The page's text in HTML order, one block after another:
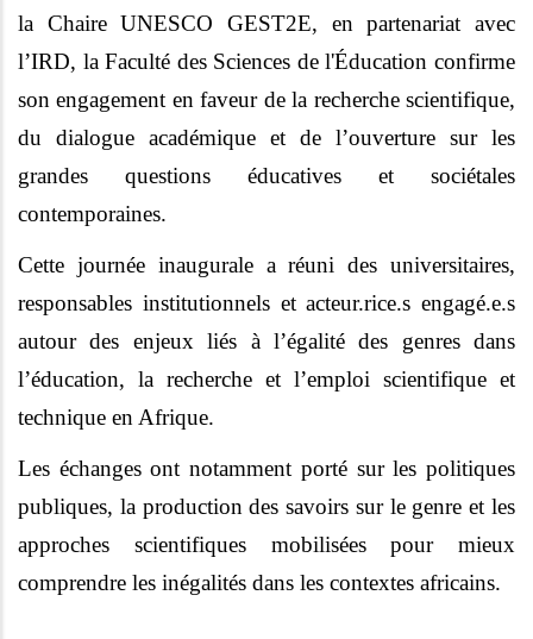
la Chaire UNESCO GEST2E, en partenariat avec
l’IRD, la Faculté des Sciences de l'Éducation confirme
son engagement en faveur de la recherche scientifique,
du dialogue académique et de l’ouverture sur les
grandes questions éducatives et sociétales
contemporaines.
Cette journée inaugurale a réuni des universitaires,
responsables institutionnels et acteur.rice.s engagé.e.s
autour des enjeux liés à l’égalité des genres dans
l’éducation, la recherche et l’emploi scientifique et
technique en Afrique.
Les échanges ont notamment porté sur les politiques
publiques, la production des savoirs sur le genre et les
approches scientifiques mobilisées pour mieux
comprendre les inégalités dans les contextes africains.